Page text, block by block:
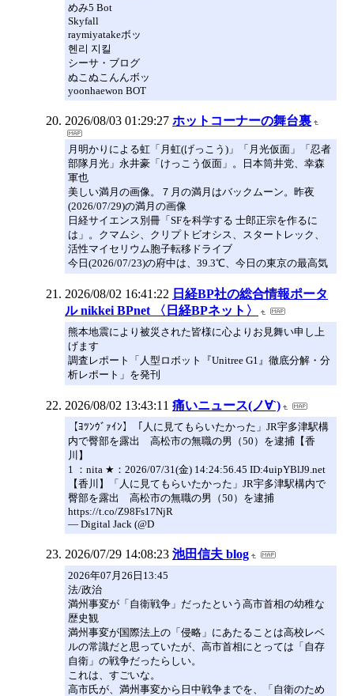
めみ5 Bot
Skyfall
raymiyatakeボッ
헨리 지킬
シーサ・ブログ
ぬこぬこんんボッ
yoonhaewon BOT
2026/08/03 01:29:27 ホットコーナーの舞台裏
月明かりによる虹「月虹(げっこう)」「月光仮面」「忍者
部隊月光」永井豪「けっこう仮面」。日本筒井党、幸森
軍也
美しい満月の画像。７月の満月はバックムーン。昨夜
(2026/07/29)の満月の画像
日経サイエンス別冊「SFを科学する 士郎正宗を作るに
は」。クマムシ、クリプトビオシス、スタートレック、
活性マイセリウム胞子転移ドライブ
今日(2026/07/23)の府中は、39.3℃、今日の東京の最高気
2026/08/02 16:41:22 日経BP社の総合情報ポータ
ル nikkei BPnet 〈日経BPネット〉
熊本地震により被災された皆様に心よりお見舞い申し上
げます
調査レポート「人型ロボット『Unitree G1』徹底分解・分
析レポート」を発刊
2026/08/02 13:43:11 痛いニュース(ノ∀`)
【ﾖﾂﾝｳﾞｧｲﾝ】「人に見てもらいたかった」JR宇多津駅構
内で臀部を露出 高松市の無職の男（50）を逮捕【香
川】
1 ：nita ★：2026/07/31(金) 14:24:56.45 ID:4uipYBlJ9.net
【香川】「人に見てもらいたかった」JR宇多津駅構内で
臀部を露出 高松市の無職の男（50）を逮捕
https://t.co/Z98Fs17NjR
— Digital Jack (@D
2026/07/29 14:08:23 池田信夫 blog
2026年07月26日13:45
法/政治
満州事変が「自衛戦争」だったという高市首相の幼稚な
歴史観
満州事変が国際法上の「侵略」にあたることは高校レベ
ルの常識だと思っていたが、高市首相にとっては「自存
自衛」の戦争だったらしい。
これは、すごいな。
高市氏が、満州事変から日中戦争までを、「自衛のため